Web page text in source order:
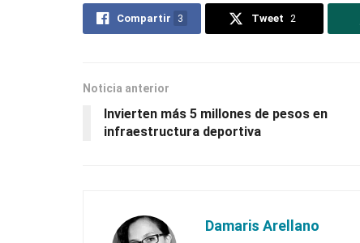
Compartir 3 Tweet 2
Noticia anterior
Invierten más 5 millones de pesos en
infraestructura deportiva
Damaris Arellano